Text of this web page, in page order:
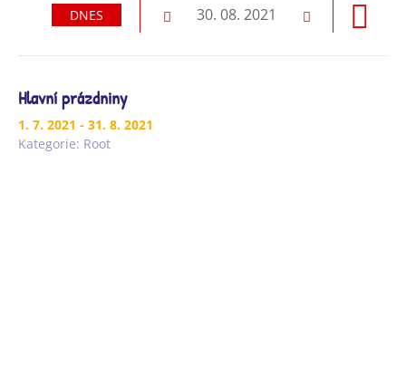
DNES Předchozí
30. 08. 2021
Hlavní prázdniny
1. 7. 2021 - 31. 8. 2021
Kategorie: Root